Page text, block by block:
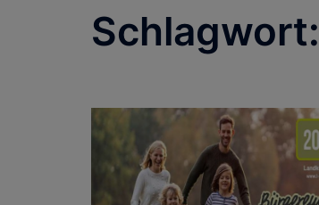
Schlagwort: